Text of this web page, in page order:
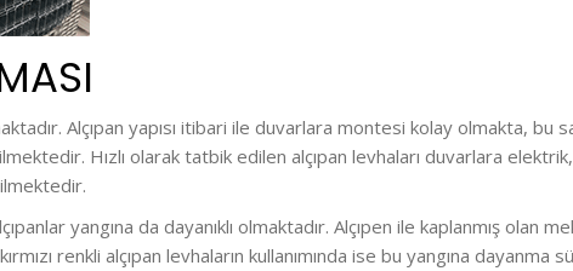
Alçıpan yapısı itibari ile duvarlara montesi kolay olmakta, bu
Hızlı olarak tatbik edilen alçıpan levhaları duvarlara
yangına da dayanıklı olmaktadır. Alçıpen ile kaplanmış olan
renkli alçıpan levhaların kullanımında ise bu yangına dayanma